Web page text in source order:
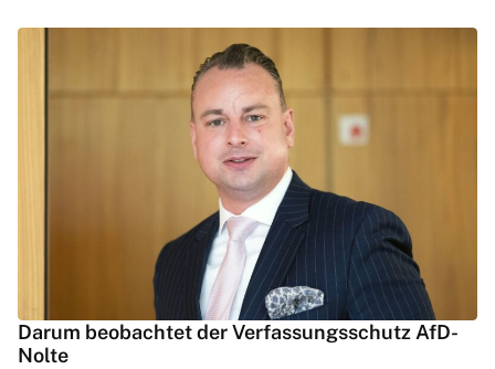
Darum beobachtet der Verfassungsschutz AfD-
Nolte